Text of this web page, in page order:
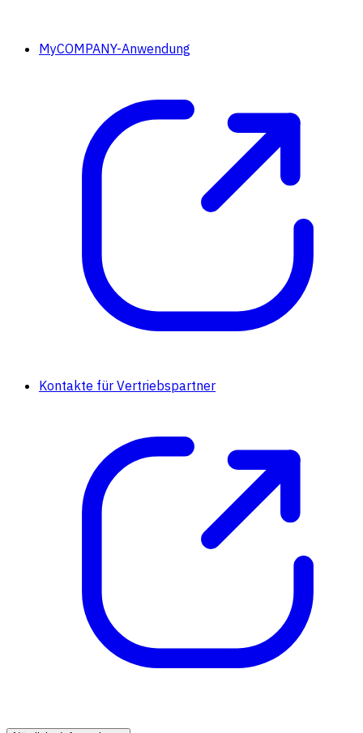
MyCOMPANY-Anwendung
Kontakte für Vertriebspartner